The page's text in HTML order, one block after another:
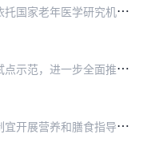
开
展老年人群营养状况监测和评价。依托国家老年医学研究机构和基层医疗卫生机构，建立健全中国老年人群营养筛查与评价制度，编制营养健康状况评价指南，研制适宜的营养筛查…
建
立、完善临床营养工作制度。通过试点示范，进一步全面推进临床营养工作，加强临床营养科室建设，使临床营养师和床位比例达到1∶150，增加多学科诊疗模式，组建营养支…
将
营养干预纳入健康扶贫工作，因地制宜开展营养和膳食指导。试点开展各类人群营养健康状况、食物消费模式、食物中主要营养成分和污染物监测。因地制宜制定膳食营养指导方案…